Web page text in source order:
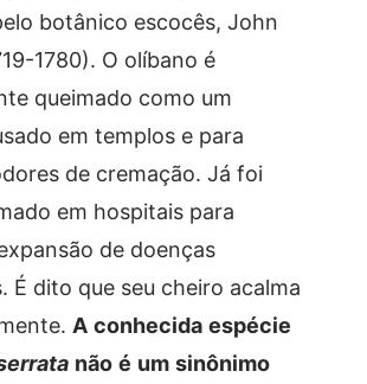
botânico escocês, John
1780). O olíbano é
queimado como um
em templos e para
de cremação. Já foi
em hospitais para
de doenças
É dito que seu cheiro acalma
A conhecida espécie
não é um sinônimo